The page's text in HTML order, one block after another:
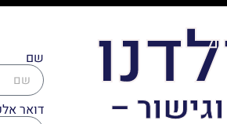
–
שם
דואר